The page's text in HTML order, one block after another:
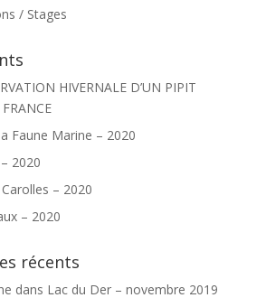
/ Stages
HIVERNALE D’UN PIPIT
Faune Marine – 2020
2020
– 2020
– 2020
récents
dans Lac du Der – novembre 2019